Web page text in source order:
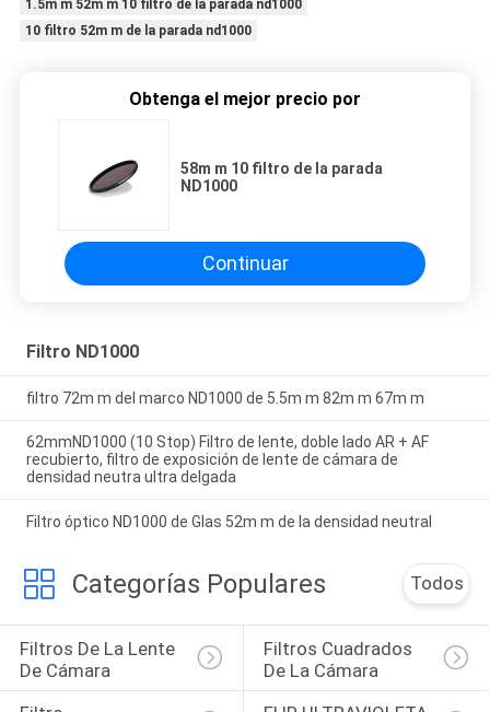
1.5m m 52m m 10 filtro de la parada nd1000
10 filtro 52m m de la parada nd1000
Obtenga el mejor precio por
58m m 10 filtro de la parada
ND1000
Continuar
Filtro ND1000
filtro 72m m del marco ND1000 de 5.5m m 82m m 67m m
62mmND1000 (10 Stop) Filtro de lente, doble lado AR + AF
recubierto, filtro de exposición de lente de cámara de
densidad neutra ultra delgada
Filtro óptico ND1000 de Glas 52m m de la densidad neutral
Categorías Populares Todos
Filtros De La Lente
De Cámara
Filtros Cuadrados
De La Cámara